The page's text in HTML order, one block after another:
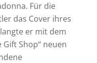
Für die
das Cover ihres
er mit dem
Gift Shop“ neuen